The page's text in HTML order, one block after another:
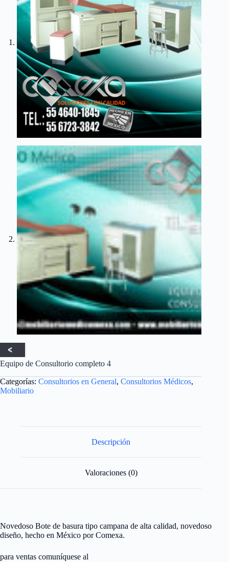
Equipo de Consultorio completo 4
Categorías: Consultorios en General, Consultorios Médicos,
Mobiliario
Descripción
Valoraciones (0)
Novedoso Bote de basura tipo campana de alta calidad, novedoso
diseño, hecho en México por Comexa.
para ventas comuníquese al